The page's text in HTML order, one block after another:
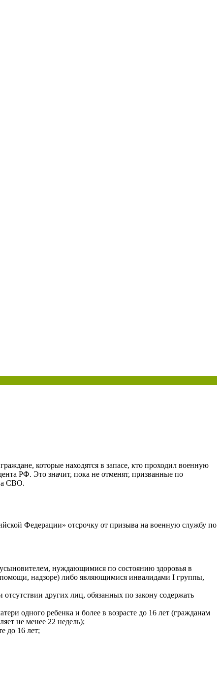
которые находятся в запасе, кто проходил военную
РФ. Это значит, пока не отменят, призванные по
СВО.
Федерации» отсрочку от призыва на военную службу по
нуждающимися по состоянию здоровья в
надзоре) либо являющимися инвалидами I группы,
других лиц, обязанных по закону содержать
одного ребенка и более в возрасте до 16 лет (гражданам
не менее 22 недель);
до 16 лет;